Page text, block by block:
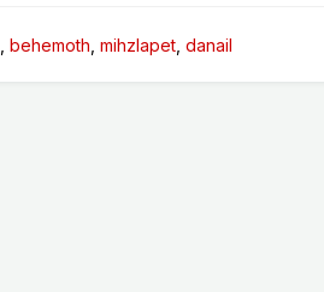
behemoth mihzlapet danail